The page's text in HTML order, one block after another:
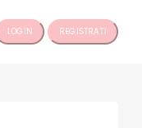
LOGIN REGISTRATI